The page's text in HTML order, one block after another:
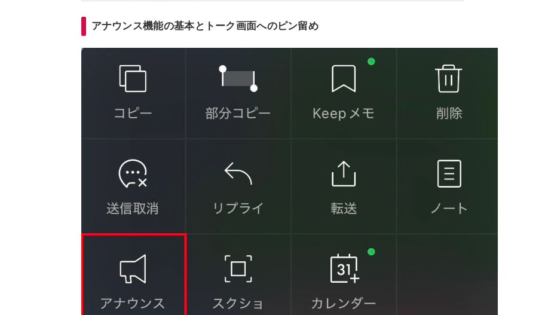
アナウンス機能の基本とトーク画面へのピン留め